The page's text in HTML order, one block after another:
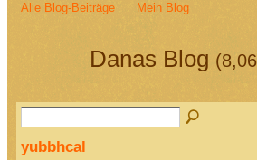
Alle Blog-Beiträge Mein Blog
Danas Blog
yubbhcal